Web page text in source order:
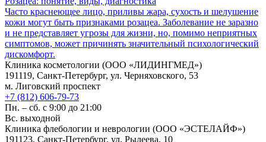
Часто краснеющее лицо, приливы жара, сухость и шелушение
кожи могут быть признаками розацеа. Заболевание не заразно
и не представляет угрозы для жизни, но, помимо неприятных
симптомов, может причинять значительный психологический
дискомфорт.
Клиника косметологии (ООО «ЛИДИНГМЕД»)
191119, Санкт-Петербург, ул. Черняховского, 53
м. Лиговский проспект
+7 (812) 606-79-73
Пн. – сб. с 9:00 до 21:00
Вс. выходной
Клиника флебологии и неврологии (ООО «ЭСТЕЛАЙФ»)
191123, Санкт-Петербург, ул. Рылеева, 10